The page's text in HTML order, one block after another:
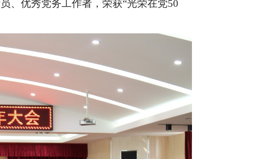
、优秀党务工作者，荣获“光荣在党50